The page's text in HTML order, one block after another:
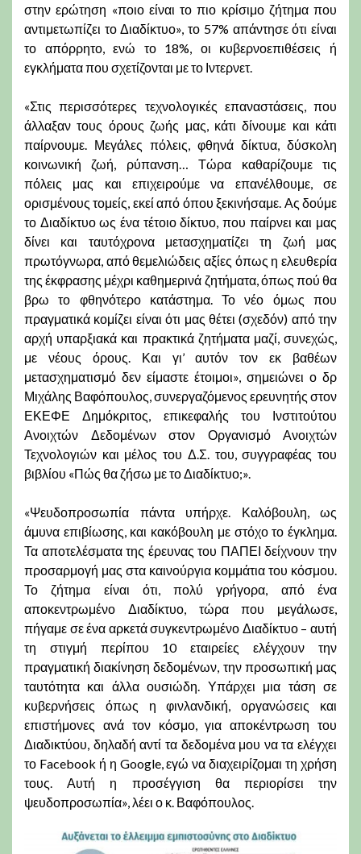
στην ερώτηση «ποιο είναι το πιο κρίσιμο ζήτημα που
αντιμετωπίζει το Διαδίκτυο», το 57% απάντησε ότι είναι
το απόρρητο, ενώ το 18%, οι κυβερνοεπιθέσεις ή
εγκλήματα που σχετίζονται με το Ιντερνετ.
«Στις περισσότερες τεχνολογικές επαναστάσεις, που
άλλαξαν τους όρους ζωής μας, κάτι δίνουμε και κάτι
παίρνουμε. Μεγάλες πόλεις, φθηνά δίκτυα, δύσκολη
κοινωνική ζωή, ρύπανση… Τώρα καθαρίζουμε τις
πόλεις μας και επιχειρούμε να επανέλθουμε, σε
ορισμένους τομείς, εκεί από όπου ξεκινήσαμε. Ας δούμε
το Διαδίκτυο ως ένα τέτοιο δίκτυο, που παίρνει και μας
δίνει και ταυτόχρονα μετασχηματίζει τη ζωή μας
πρωτόγνωρα, από θεμελιώδεις αξίες όπως η ελευθερία
της έκφρασης μέχρι καθημερινά ζητήματα, όπως πού θα
βρω το φθηνότερο κατάστημα. Το νέο όμως που
πραγματικά κομίζει είναι ότι μας θέτει (σχεδόν) από την
αρχή υπαρξιακά και πρακτικά ζητήματα μαζί, συνεχώς,
με νέους όρους. Και γι’ αυτόν τον εκ βαθέων
μετασχηματισμό δεν είμαστε έτοιμοι», σημειώνει ο δρ
Μιχάλης Βαφόπουλος, συνεργαζόμενος ερευνητής στον
ΕΚΕΦΕ Δημόκριτος, επικεφαλής του Ινστιτούτου
Ανοιχτών Δεδομένων στον Οργανισμό Ανοιχτών
Τεχνολογιών και μέλος του Δ.Σ. του, συγγραφέας του
βιβλίου «Πώς θα ζήσω με το Διαδίκτυο;».
«Ψευδοπροσωπία πάντα υπήρχε. Καλόβουλη, ως
άμυνα επιβίωσης, και κακόβουλη με στόχο το έγκλημα.
Τα αποτελέσματα της έρευνας του ΠΑΠΕΙ δείχνουν την
προσαρμογή μας στα καινούργια κομμάτια του κόσμου.
Το ζήτημα είναι ότι, πολύ γρήγορα, από ένα
αποκεντρωμένο Διαδίκτυο, τώρα που μεγάλωσε,
πήγαμε σε ένα αρκετά συγκεντρωμένο Διαδίκτυο – αυτή
τη στιγμή περίπου 10 εταιρείες ελέγχουν την
πραγματική διακίνηση δεδομένων, την προσωπική μας
ταυτότητα και άλλα ουσιώδη. Υπάρχει μια τάση σε
κυβερνήσεις όπως η φινλανδική, οργανώσεις και
επιστήμονες ανά τον κόσμο, για αποκέντρωση του
Διαδικτύου, δηλαδή αντί τα δεδομένα μου να τα ελέγχει
το Facebook ή η Google, εγώ να διαχειρίζομαι τη χρήση
τους. Αυτή η προσέγγιση θα περιορίσει την
ψευδοπροσωπία», λέει ο κ. Βαφόπουλος.